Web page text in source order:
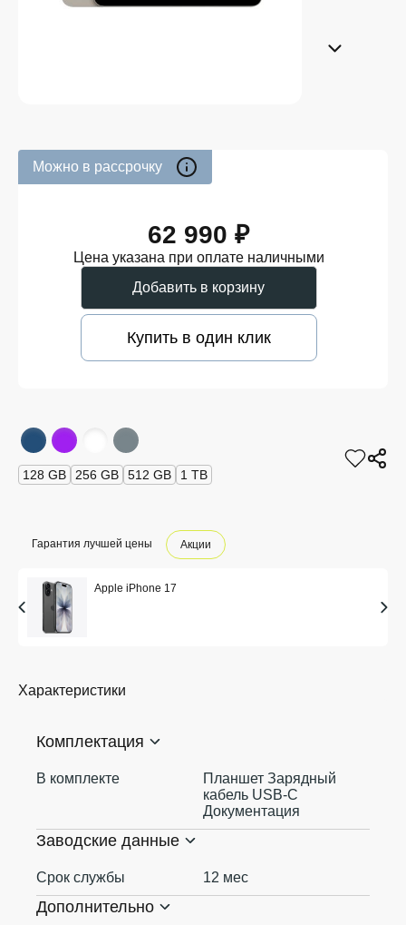
Можно в рассрочку
62 990 ₽
Цена указана при оплате наличными
Добавить в корзину
Купить в один клик
128 GB 256 GB 512 GB 1 TB
Гарантия лучшей цены Акции
Apple iPhone 17
Характеристики
Комплектация
В комплекте
Планшет Зарядный
кабель USB‑C
Документация
Заводские данные
Срок службы 12 мес
Дополнительно